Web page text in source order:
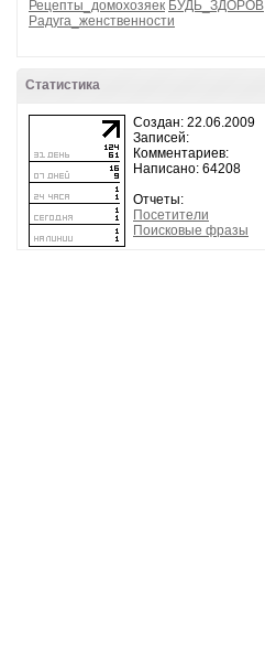
Рецепты_домохозяек БУДЬ_ЗДОРОВ
Радуга_женственности
Статистика
Создан: 22.06.2009
Записей:
Комментариев:
Написано: 64208
Отчеты:
Посетители
Поисковые фразы